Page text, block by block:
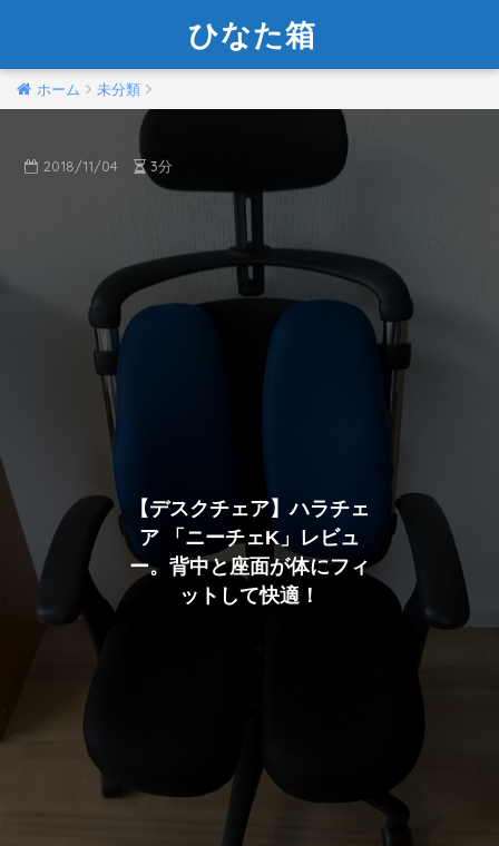
ひなた箱
ホーム 未分類
【デスクチェア】ハラチェ
ア 「ニーチェK」レビュ
ー。背中と座面が体にフィ
ットして快適！
2018/11/04 3分